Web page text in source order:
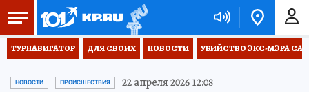
ТУРНАВИГАТОР ДЛЯ СВОИХ НОВОСТИ УБИЙСТВО ЭКС-МЭРА
НОВОСТИ ПРОИСШЕСТВИЯ 22 апреля 2026 12:08